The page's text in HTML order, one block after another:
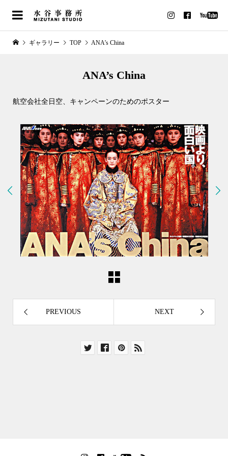
ギャラリー TOP ANA’s China
ANA’s China
航空会社全日空、キャンペーンのためのポスター
 
PREVIOUS NEXT